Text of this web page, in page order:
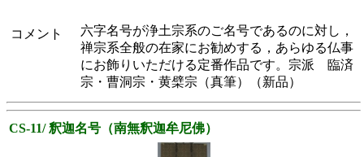
コメント
六字名号が浄土宗系のご名号であるのに対し，
禅宗系全般の在家にお勧めする，あらゆる仏事
にお飾りいただける定番作品です。宗派 臨済
宗・曹洞宗・黄檗宗（真筆）（新品）
CS-11/ 釈迦名号（南無釈迦牟尼佛）